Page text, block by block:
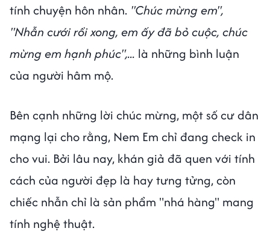
tính chuyện hôn nhân. "Chúc mừng em",
"Nhẫn cưới rồi xong, em ấy đã bỏ cuộc, chúc
mừng em hạnh phúc",... là những bình luận
của người hâm mộ.
Bên cạnh những lời chúc mừng, một số cư dân
mạng lại cho rằng, Nem Em chỉ đang check in
cho vui. Bởi lâu nay, khán giả đã quen với tính
cách của người đẹp là hay tưng tửng, còn
chiếc nhẫn chỉ là sản phẩm "nhá hàng" mang
tính nghệ thuật.